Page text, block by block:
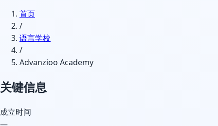
首页
/
语言学校
/
Advanzioo Academy
关键信息
成立时间